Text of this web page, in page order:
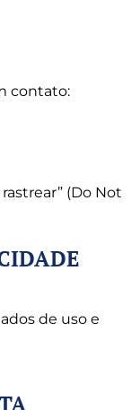
contato:
(Do Not
de uso e